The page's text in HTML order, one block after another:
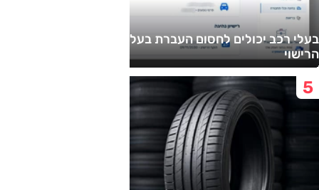
בעלי רכב יכולים לחסום העברת בעלות בדואר ובמשרד
הרישוי